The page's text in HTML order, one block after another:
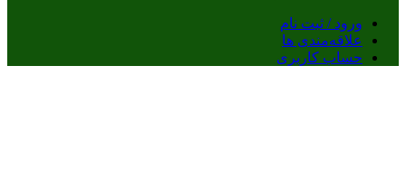
ورود / ثبت نام
علاقه‌مندی ها
حساب کاربری